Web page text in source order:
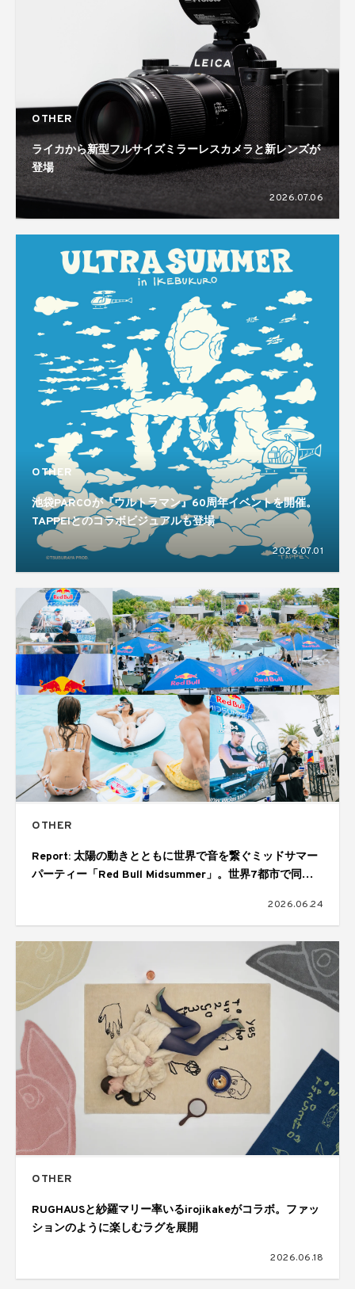
OTHER
ライカから新型フルサイズミラーレスカメラと新レンズが
登場
2026.07.06
OTHER
池袋PARCOが『ウルトラマン』60周年イベントを開催。
TAPPEIとのコラボビジュアルも登場
2026.07.01
OTHER
Report: 太陽の動きとともに世界で音を繋ぐミッドサマー
パーティー「Red Bull Midsummer」。世界7都市で同時
2026.06.24
OTHER
RUGHAUSと紗羅マリー率いるirojikakeがコラボ。ファッ
ションのように楽しむラグを展開
2026.06.18